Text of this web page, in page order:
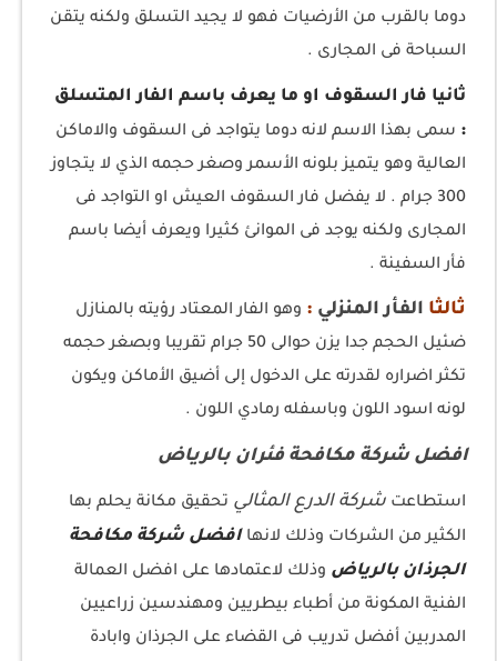
دوما بالقرب من الأرضيات فهو لا يجيد التسلق ولكنه يتقن
السباحة فى المجارى .
ثانيا فار السقوف او ما يعرف باسم الفار المتسلق
: سمى بهذا الاسم لانه دوما يتواجد فى السقوف والاماكن
العالية وهو يتميز بلونه الأسمر وصغر حجمه الذي لا يتجاوز
300 جرام . لا يفضل فار السقوف العيش او التواجد فى
المجارى ولكنه يوجد فى الموانئ كثيرا ويعرف أيضا باسم
فأر السفينة .
ثالثا الفأر المنزلي : وهو الفار المعتاد رؤيته بالمنازل
ضئيل الحجم جدا يزن حوالى 50 جرام تقريبا وبصغر حجمه
تكثر اضراره لقدرته على الدخول إلى أضيق الأماكن ويكون
لونه اسود اللون وباسفله رمادي اللون .
افضل شركة مكافحة فئران بالرياض
استطاعتشركةالدرع المثالي تحقيق مكانة يحلم بها
الكثير من الشركات وذلك لانهاافضل شركة مكافحة
الجرذان بالرياض وذلك لاعتمادها على افضل العمالة
الفنية المكونة من أطباء بيطريين ومهندسين زراعيين
المدربين أفضل تدريب فى القضاء على الجرذان وابادة